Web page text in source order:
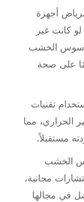
أجهزة
كانت غير
سوس الخشب
على صحة
تقنيات
الحراري، مما
مستقبلاً.
الخشب
مجانية،
في مجالها